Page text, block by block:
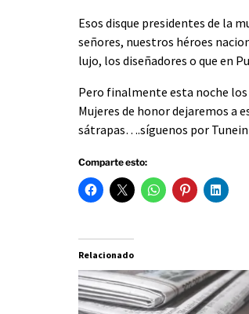
Esos disque presidentes de la
señores, nuestros héroes
lujo, los diseñadores o que en
Pero finalmente esta noche los
Mujeres de honor dejaremos a
sátrapas….síguenos por
Comparte esto:
Relacionado